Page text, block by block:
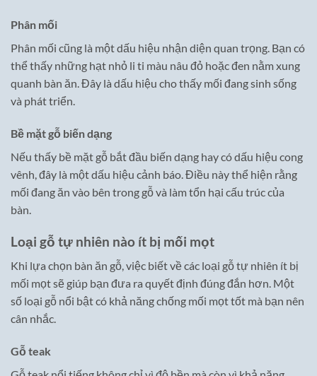
Phân mối
Phân mối cũng là một dấu hiệu nhận diện quan trọng. Bạn có
thể thấy những hạt nhỏ li ti màu nâu đỏ hoặc đen nằm xung
quanh bàn ăn. Đây là dấu hiệu cho thấy mối đang sinh sống
và phát triển.
Bề mặt gỗ biến dạng
Nếu thấy bề mặt gỗ bắt đầu biến dạng hay có dấu hiệu cong
vênh, đây là một dấu hiệu cảnh báo. Điều này thể hiện rằng
mối đang ăn vào bên trong gỗ và làm tổn hại cấu trúc của
bàn.
Loại gỗ tự nhiên nào ít bị mối mọt
Khi lựa chọn bàn ăn gỗ, việc biết về các loại gỗ tự nhiên ít bị
mối mọt sẽ giúp bạn đưa ra quyết định đúng đắn hơn. Một
số loại gỗ nổi bật có khả năng chống mối mọt tốt mà bạn nên
cân nhắc.
Gỗ teak